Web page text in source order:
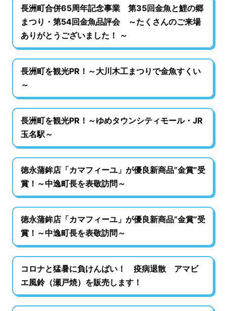
長洲町合併65周年記念事業 第35回金魚と鯉の郷
まつり・第54回金魚品評会 ～たくさんのご来場
ありがとうございました！ ～
長洲町を観光PR！～大川木工まつりで金魚すくい
～
長洲町を観光PR！～ゆめタウンシティモール・JR
玉名駅～
徳永蒲鉾店「カマフィーユ」が優良新商品”金賞”受
賞！～中逸町長を表敬訪問～
徳永蒲鉾店「カマフィーユ」が優良新商品”金賞”受
賞！～中逸町長を表敬訪問～
コロナと猛暑に負けんばい！ 疫病退散 アマビ
エ風鈴（瀬戸焼）を販売します！